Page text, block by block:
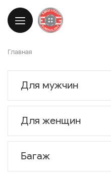
Главная
Для мужчин
Для женщин
Багаж